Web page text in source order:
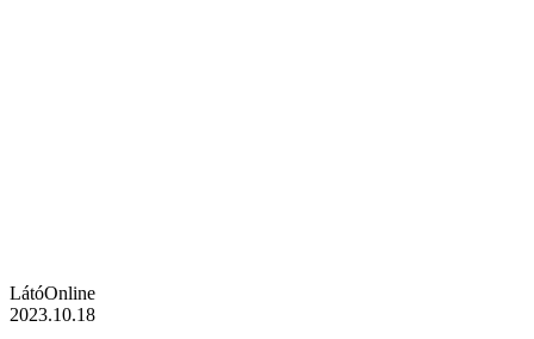
LátóOnline
2023.10.18